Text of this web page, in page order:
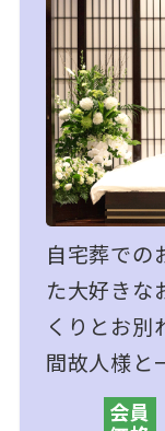
自宅葬での
た大好きな
くりとお別
間故人様と
会員